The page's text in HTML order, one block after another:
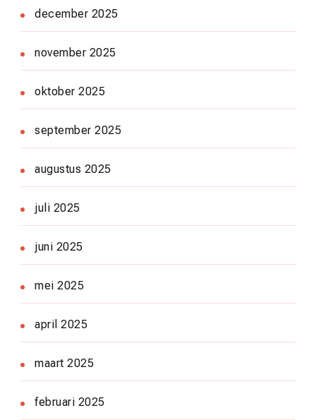
december 2025
november 2025
oktober 2025
september 2025
augustus 2025
juli 2025
juni 2025
mei 2025
april 2025
maart 2025
februari 2025